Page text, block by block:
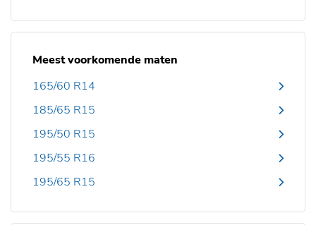
Meest voorkomende maten
165/60 R14
185/65 R15
195/50 R15
195/55 R16
195/65 R15